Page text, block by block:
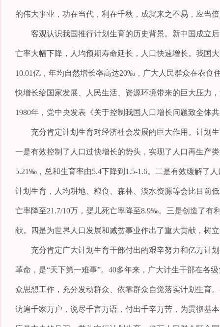
的伟大事业，功在当代，利在千秋，成就来之不易，应当
客观认识我国推行计划生育的历史背景。新中国成立后
亡率大幅下降，人均预期寿命延长，人口快速增长。我国
10.01亿，年均自然增长率高达20‰，广大人民群众在衣食
快增长给国家发展、人民生活、资源环境带来的巨大压力
1980年，党中央发表《关于控制我国人口增长问题致全体
充分肯定计划生育对经济社会发展的巨大作用。计划生
一是有效控制了人口过快增长的势头，实现了人口再生产
5.21‰，总和生育率由5.4下降到1.5-1.6。二是有效缓解了
计划生育，人均耕地、粮食、森林、淡水资源等会比目前
亡率降至21.7/10万，婴儿死亡率降至8.9‰。三是创造了有
献。四是为世界人口发展和减贫事业作出了重大贡献，树
充分肯定广大计划生育干部付出的艰辛努力和亿万计划
革命，是“天下第一难事”。40多年来，广大计生干部在各
众思想工作，充分发动群众、依靠群众自觉落实计划生育
访遍千家万户，说尽千言万语，付出千辛万苦，为贯彻基